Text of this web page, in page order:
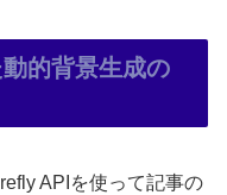
的背景生成の
APIを使って記事の